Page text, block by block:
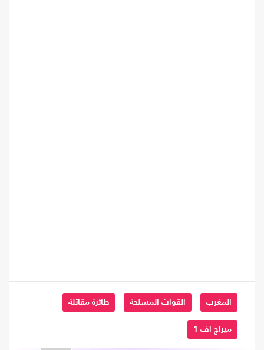
المغرب القوات المسلحة طائرة مقاتلة
ميراج اف 1